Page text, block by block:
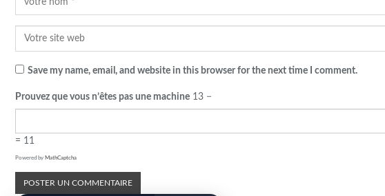
Save my name, email, and website in this browser for the next time I comment.
Prouvez que vous n’êtes pas une machine 13 −
= 11
Powered by MathCaptcha